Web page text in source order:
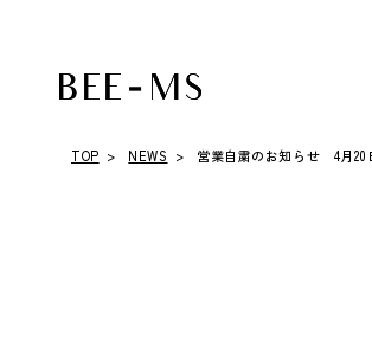
TOP > NEWS > 営業自粛のお知らせ 4月20